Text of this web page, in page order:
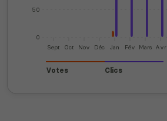
0
50
Sept Oct Nov Déc Jan Fév Mars Avr
Votes Clics